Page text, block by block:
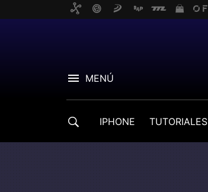
MENÚ
IPHONE TUTORIALES